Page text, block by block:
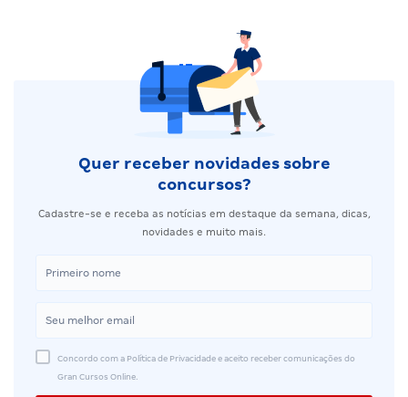
Quer receber novidades sobre
concursos?
Cadastre-se e receba as notícias em destaque da semana, dicas,
novidades e muito mais.
Concordo com a Política de Privacidade e aceito receber comunicações do
Gran Cursos Online.